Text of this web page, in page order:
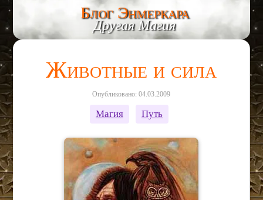
Блог Энмеркара
Другая Магия
Животные и сила
Опубликовано: 04.03.2009
Магия Путь